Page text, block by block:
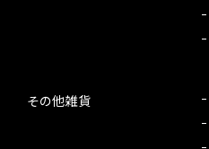
その他雑貨